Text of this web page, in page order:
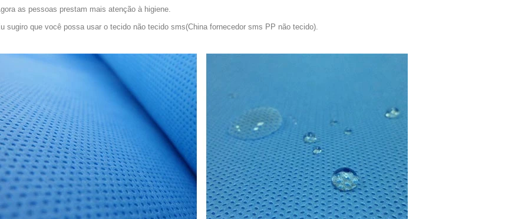
as pessoas prestam mais atenção à higiene.
sugiro que você possa usar o tecido não tecido sms(China fornecedor sms PP não tecido).